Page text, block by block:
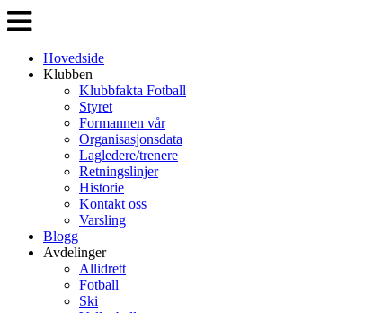
Veksle
navigasjon
Hovedside
Klubben
Klubbfakta Fotball
Styret
Formannen vår
Organisasjonsdata
Lagledere/trenere
Retningslinjer
Historie
Kontakt oss
Varsling
Blogg
Avdelinger
Allidrett
Fotball
Ski